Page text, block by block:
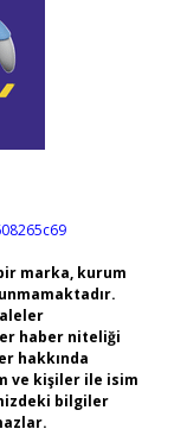
marka, kurum
haber niteliği
hakkında
ve kişiler ile isim
bilgiler